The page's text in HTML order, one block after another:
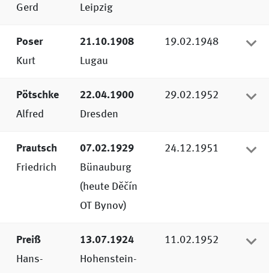
Gerd
Leipzig
Poser
Kurt
21.10.1908
Lugau
19.02.1948
Pötschke
Alfred
22.04.1900
Dresden
29.02.1952
Prautsch
Friedrich
07.02.1929
Bünauburg
(heute Děčín
OT Bynov)
24.12.1951
Preiß
Hans-
13.07.1924
Hohenstein-
11.02.1952